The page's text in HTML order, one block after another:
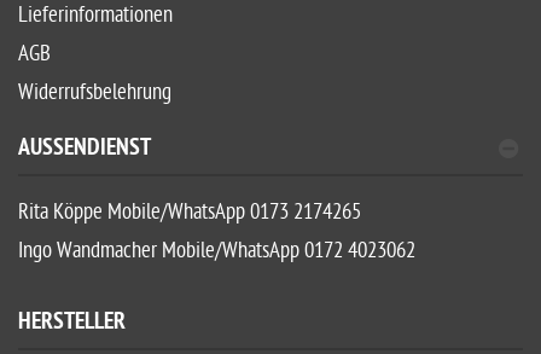
Lieferinformationen
AGB
Widerrufsbelehrung
AUSSENDIENST
Rita Köppe Mobile/WhatsApp 0173 2174265
Ingo Wandmacher Mobile/WhatsApp 0172 4023062
HERSTELLER